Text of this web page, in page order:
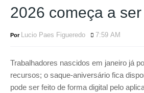
2026 começa a
Lucio Paes Figueredo 7:59 AM
Trabalhadores nascidos em janeiro já
recursos; o saque-aniversário fica
pode ser feito de forma digital pelo